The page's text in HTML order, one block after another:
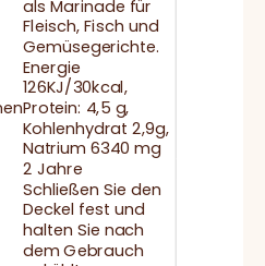
als Marinade für
Fleisch, Fisch und
Gemüsegerichte.
Energie
126KJ/30kcal,
Protein: 4,5 g,
Kohlenhydrat 2,9g,
Natrium 6340 mg
2 Jahre
Schließen Sie den
Deckel fest und
halten Sie nach
dem Gebrauch